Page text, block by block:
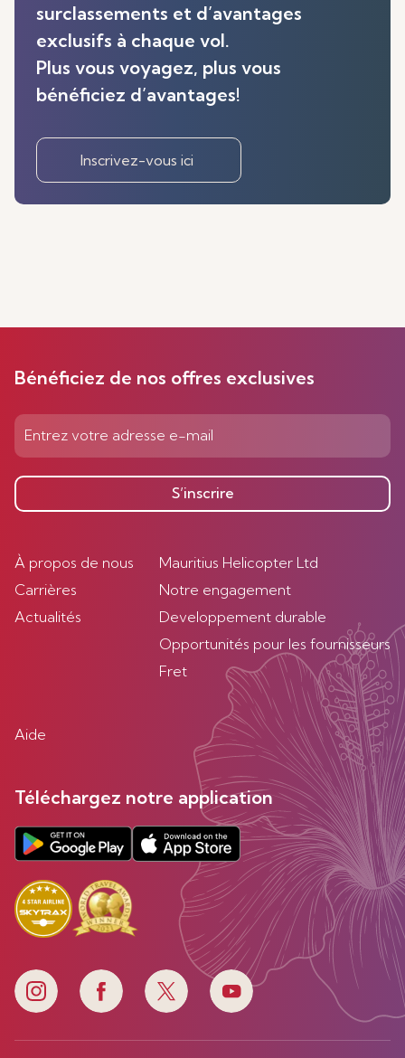
surclassements et d’avantages
exclusifs à chaque vol.
Plus vous voyagez, plus vous
bénéficiez d’avantages!
Inscrivez-vous ici
Bénéficiez de nos offres exclusives
S’inscrire
À propos de nous
Carrières
Actualités
Mauritius Helicopter Ltd
Notre engagement
Developpement durable
Opportunités pour les fournisseurs
Fret
Aide
Téléchargez notre application